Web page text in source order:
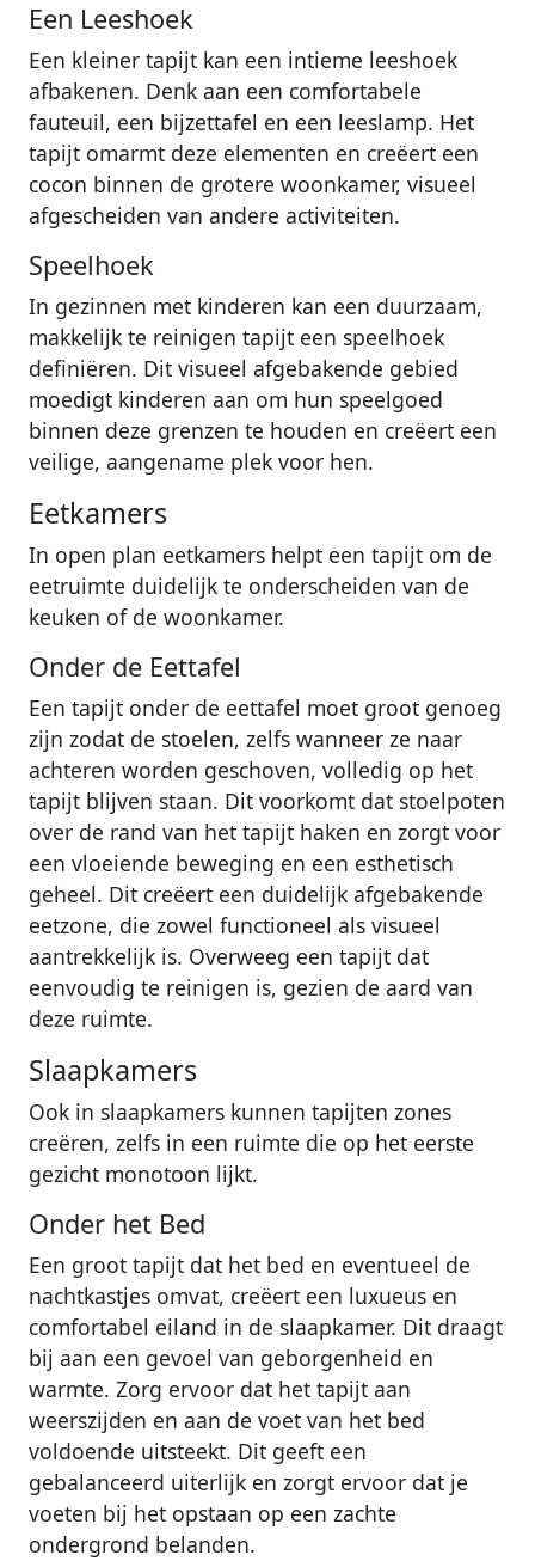
Een Leeshoek
Een kleiner tapijt kan een intieme leeshoek
afbakenen. Denk aan een comfortabele
fauteuil, een bijzettafel en een leeslamp. Het
tapijt omarmt deze elementen en creëert een
cocon binnen de grotere woonkamer, visueel
afgescheiden van andere activiteiten.
Speelhoek
In gezinnen met kinderen kan een duurzaam,
makkelijk te reinigen tapijt een speelhoek
definiëren. Dit visueel afgebakende gebied
moedigt kinderen aan om hun speelgoed
binnen deze grenzen te houden en creëert een
veilige, aangename plek voor hen.
Eetkamers
In open plan eetkamers helpt een tapijt om de
eetruimte duidelijk te onderscheiden van de
keuken of de woonkamer.
Onder de Eettafel
Een tapijt onder de eettafel moet groot genoeg
zijn zodat de stoelen, zelfs wanneer ze naar
achteren worden geschoven, volledig op het
tapijt blijven staan. Dit voorkomt dat stoelpoten
over de rand van het tapijt haken en zorgt voor
een vloeiende beweging en een esthetisch
geheel. Dit creëert een duidelijk afgebakende
eetzone, die zowel functioneel als visueel
aantrekkelijk is. Overweeg een tapijt dat
eenvoudig te reinigen is, gezien de aard van
deze ruimte.
Slaapkamers
Ook in slaapkamers kunnen tapijten zones
creëren, zelfs in een ruimte die op het eerste
gezicht monotoon lijkt.
Onder het Bed
Een groot tapijt dat het bed en eventueel de
nachtkastjes omvat, creëert een luxueus en
comfortabel eiland in de slaapkamer. Dit draagt
bij aan een gevoel van geborgenheid en
warmte. Zorg ervoor dat het tapijt aan
weerszijden en aan de voet van het bed
voldoende uitsteekt. Dit geeft een
gebalanceerd uiterlijk en zorgt ervoor dat je
voeten bij het opstaan op een zachte
ondergrond belanden.